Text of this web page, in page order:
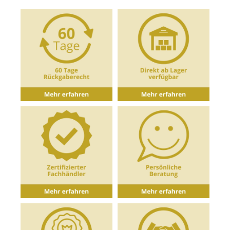
bzw. Cocktailgläser erhältlich.Eigenschaften des
Weißweinglas: Serie: QuatrophilEinheit mit 6
Gläsern0,15l EicheVolumen: 405 ml Material:
Kristallglas Höhe: 24,5 cm Durchmesser max.: 8,3
cm Durchmesser Kelchrand: 5,8
cmSpülmaschinengeeignet